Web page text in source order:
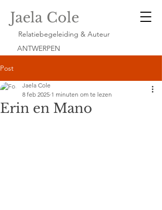
Jaela Cole
Relatiebegeleiding & Auteur
ANTWERPEN
Post
Erin en Mano
Jaela Cole
8 feb 2025 1 minuten om te lezen